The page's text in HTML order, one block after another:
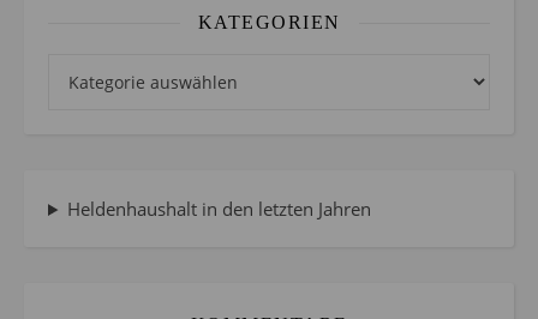
KATEGORIEN
Heldenhaushalt in den letzten Jahren